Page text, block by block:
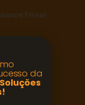
Fiscal
da